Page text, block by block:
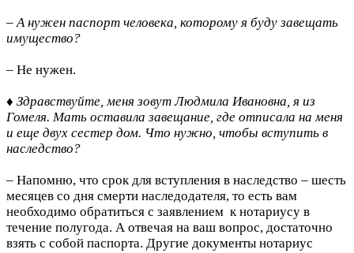
– А нужен паспорт человека, которому я буду завещать
имущество?
– Не нужен.
♦ Здравствуйте, меня зовут Людмила Ивановна, я из
Гомеля. Мать оставила завещание, где отписала на меня
и еще двух сестер дом. Что нужно, чтобы вступить в
наследство?
– Напомню, что срок для вступления в наследство – шесть
месяцев со дня смерти наследодателя, то есть вам
необходимо обратиться с заявлением к нотариусу в
течение полугода. А отвечая на ваш вопрос, достаточно
взять с собой паспорта. Другие документы нотариус